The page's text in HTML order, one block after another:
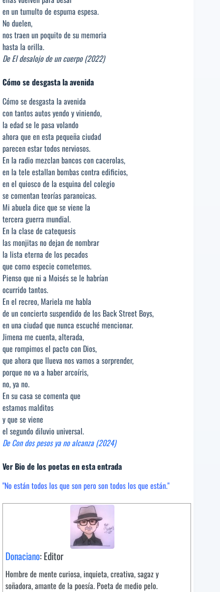
en un tumulto de espuma espesa.
No duelen,
nos traen un poquito de su memoria
hasta la orilla.
De El desalojo de un cuerpo (2022)
Cómo se desgasta la avenida
Cómo se desgasta la avenida
con tantos autos yendo y viniendo,
la edad se le pasa volando
ahora que en esta pequeña ciudad
parecen estar todos nerviosos.
En la radio mezclan bancos con cacerolas,
en la tele estallan bombas contra edificios,
en el quiosco de la esquina del colegio
se comentan teorías paranoicas.
Mi abuela dice que se viene la
tercera guerra mundial.
En la clase de catequesis
las monjitas no dejan de nombrar
la lista eterna de los pecados
que como especie cometemos.
Pienso que ni a Moisés se le habrían
ocurrido tantos.
En el recreo, Mariela me habla
de un concierto suspendido de los Back Street Boys,
en una ciudad que nunca escuché mencionar.
Jimena me cuenta, alterada,
que rompimos el pacto con Dios,
que ahora que llueva nos vamos a sorprender,
porque no va a haber arcoíris,
no, ya no.
En su casa se comenta que
estamos malditos
y que se viene
el segundo diluvio universal.
De Con dos pesos ya no alcanza (2024)
Ver Bio de los poetas en esta entrada
"No están todos los que son pero son todos los que están."
Donaciano: Editor
Hombre de mente curiosa, inquieta, creativa, sagaz y
soñadora, amante de la poesía. Poeta de medio pelo.